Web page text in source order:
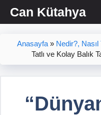
İçeriğe
atlaCan Kütahya
Anasayfa » Nedir?, Nasıl
Tatlı ve Kolay Balık